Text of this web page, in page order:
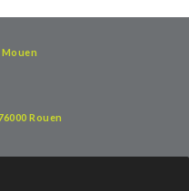
Mouen
Rouen